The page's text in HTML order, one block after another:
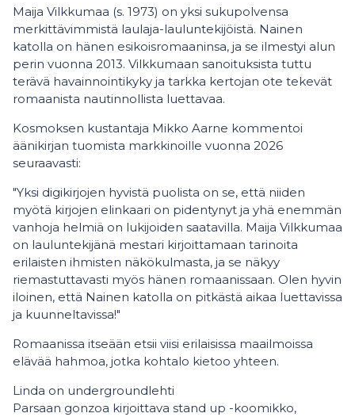
Maija Vilkkumaa (s. 1973) on yksi sukupolvensa
merkittävimmistä laulaja-lauluntekijöistä. Nainen
katolla on hänen esikoisromaaninsa, ja se ilmestyi alun
perin vuonna 2013. Vilkkumaan sanoituksista tuttu
terävä havainnointikyky ja tarkka kertojan ote tekevät
romaanista nautinnollista luettavaa.
Kosmoksen kustantaja Mikko Aarne kommentoi
äänikirjan tuomista markkinoille vuonna 2026
seuraavasti:
"Yksi digikirjojen hyvistä puolista on se, että niiden
myötä kirjojen elinkaari on pidentynyt ja yhä enemmän
vanhoja helmiä on lukijoiden saatavilla. Maija Vilkkumaa
on lauluntekijänä mestari kirjoittamaan tarinoita
erilaisten ihmisten näkökulmasta, ja se näkyy
riemastuttavasti myös hänen romaanissaan. Olen hyvin
iloinen, että Nainen katolla on pitkästä aikaa luettavissa
ja kuunneltavissa!"
Romaanissa itseään etsii viisi erilaisissa maailmoissa
elävää hahmoa, jotka kohtalo kietoo yhteen.
Linda on undergroundlehti
Parsaan gonzoa kirjoittava stand up -koomikko,